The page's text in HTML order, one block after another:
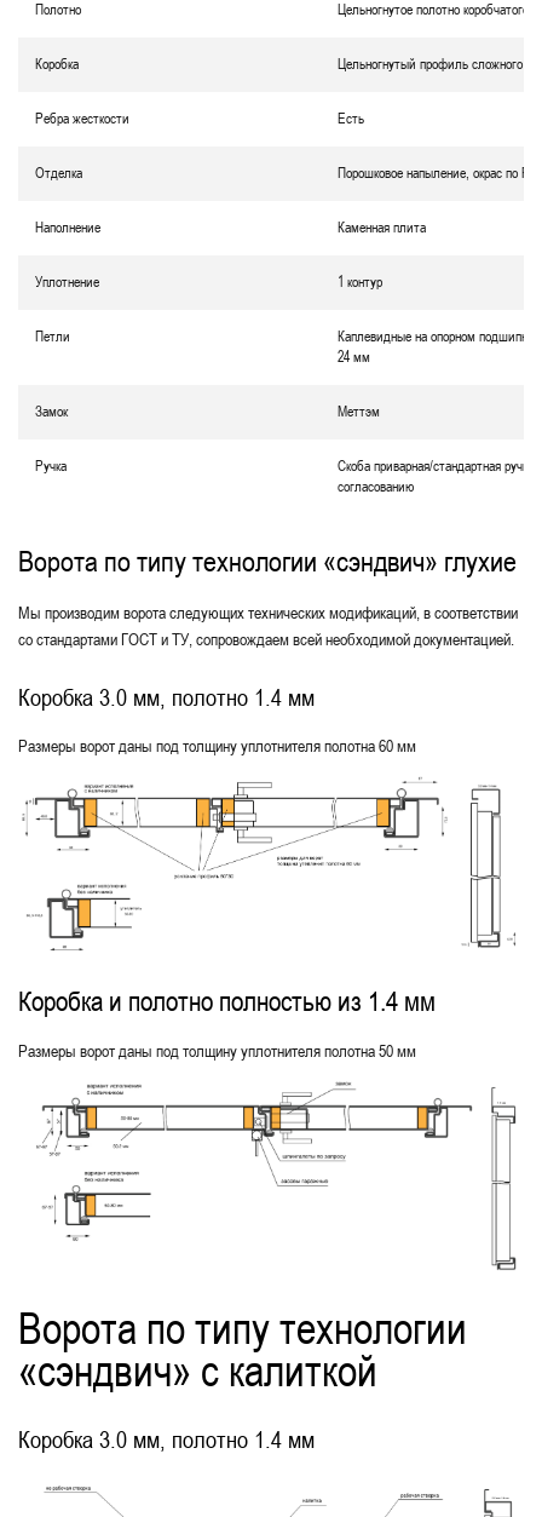
Полотно Цельногнутое полотно коробчатого
Коробка Цельногнутый профиль сложного
Ребра жесткости Есть
Отделка Порошковое напыление, окрас по
Наполнение Каменная плита
Уплотнение 1 контур
Петли
Каплевидные на опорном
24 мм
Замок Меттэм
Ручка
Скоба приварная/стандартная
согласованию
Ворота по типу технологии «сэндвич» глухие
Мы производим ворота следующих технических модификаций, в соответствии
со стандартами ГОСТ и ТУ, сопровождаем всей необходимой документацией.
Коробка 3.0 мм, полотно 1.4 мм
Размеры ворот даны под толщину уплотнителя полотна 60 мм
Коробка и полотно полностью из 1.4 мм
Размеры ворот даны под толщину уплотнителя полотна 50 мм
Ворота по типу технологии
«сэндвич» с калиткой
Коробка 3.0 мм, полотно 1.4 мм